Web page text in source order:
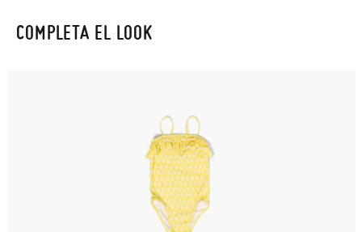
COMPLETA EL LOOK